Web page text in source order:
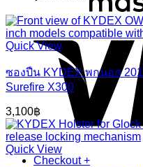
Checkout +
Quick View
ซองปืน KYDEX พกนอก
Surefire X300
3,100฿
Quick View